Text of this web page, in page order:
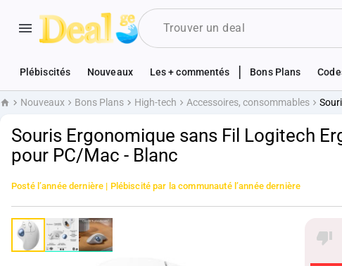
Plébiscités Nouveaux Les + commentés Bons Plans
AccueilNouveaux Bons Plans High-tech Accessoires, consommables
Souris Ergonomique sans Fil Logitech
pour PC/Mac - Blanc
Posté l’année dernière | Plébiscité par la communauté l’année dernière